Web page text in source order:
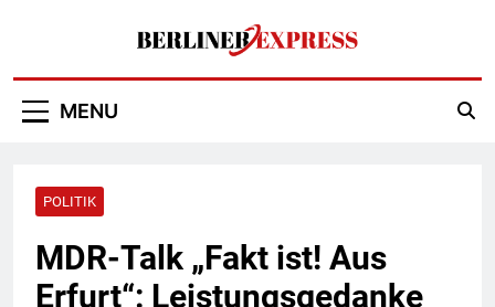
Berliner Express
MENU
POLITIK
MDR-Talk „Fakt ist! Aus
Erfurt“: Leistungsgedanke